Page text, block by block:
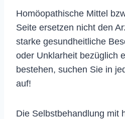
Homöopathische Mittel
Seite ersetzen nicht den
starke gesundheitliche
oder Unklarheit bezüglich
bestehen, suchen Sie in
auf!
Die Selbstbehandlung mit